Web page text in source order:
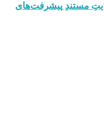
مستندِ پیشرفت‌های